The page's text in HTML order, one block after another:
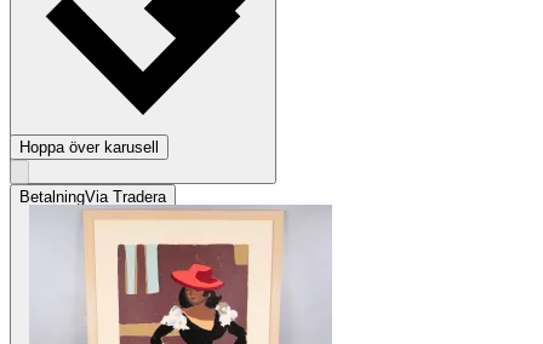
BetalningVia Tradera
Hoppa över karusell